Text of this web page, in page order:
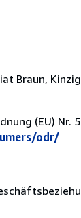
Braun,
(EU)
odr/